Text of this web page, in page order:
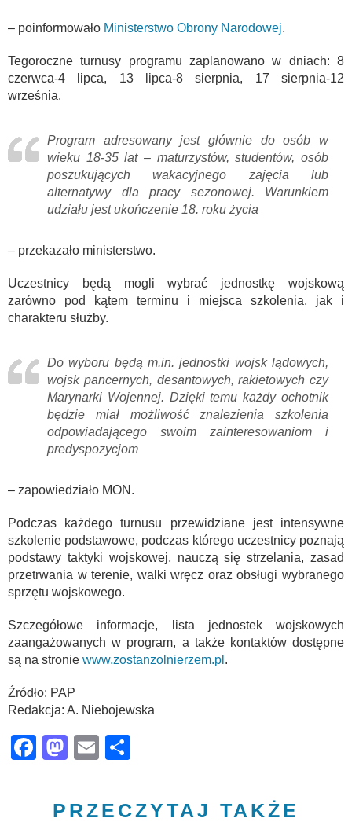
– poinformowało Ministerstwo Obrony Narodowej.
Tegoroczne turnusy programu zaplanowano w dniach: 8
czerwca-4 lipca, 13 lipca-8 sierpnia, 17 sierpnia-12
września.
Program adresowany jest głównie do osób w
wieku 18-35 lat – maturzystów, studentów, osób
poszukujących wakacyjnego zajęcia lub
alternatywy dla pracy sezonowej. Warunkiem
udziału jest ukończenie 18. roku życia
– przekazało ministerstwo.
Uczestnicy będą mogli wybrać jednostkę wojskową
zarówno pod kątem terminu i miejsca szkolenia, jak i
charakteru służby.
Do wyboru będą m.in. jednostki wojsk lądowych,
wojsk pancernych, desantowych, rakietowych czy
Marynarki Wojennej. Dzięki temu każdy ochotnik
będzie miał możliwość znalezienia szkolenia
odpowiadającego swoim zainteresowaniom i
predyspozycjom
– zapowiedziało MON.
Podczas każdego turnusu przewidziane jest intensywne
szkolenie podstawowe, podczas którego uczestnicy poznają
podstawy taktyki wojskowej, nauczą się strzelania, zasad
przetrwania w terenie, walki wręcz oraz obsługi wybranego
sprzętu wojskowego.
Szczegółowe informacje, lista jednostek wojskowych
zaangażowanych w program, a także kontaktów dostępne
są na stronie www.zostanzolnierzem.pl .
Źródło: PAP
Redakcja: A. Niebojewska
Facebook
Mastodon
Email
PRZECZYTAJ TAKŻE